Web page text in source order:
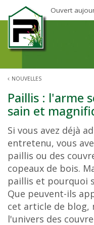
l
d
NOUVELLES
Ouvert
Paillis : l'arme
sain et
Si vous avez déjà
entretenu, vous
paillis ou des
copeaux de bois.
paillis et pourquoi
Que peuvent-ils
cet article de blog,
l'univers des